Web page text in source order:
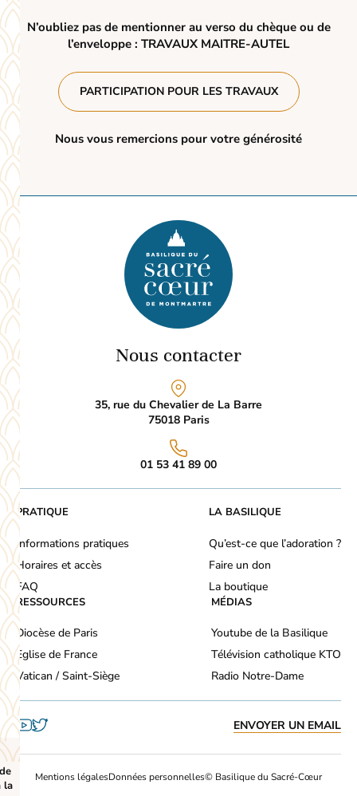
la
N’oubliez pas de mentionner au verso du chèque ou de
l’enveloppe : TRAVAUX MAITRE-AUTEL
PARTICIPATION POUR LES TRAVAUX
Nous vous remercions pour votre générosité
Nous contacter
35, rue du Chevalier de La Barre
75018 Paris
01 53 41 89 00
PRATIQUE
Informations pratiques
Horaires et accès
FAQ
LA BASILIQUE
Qu’est-ce que l’adoration ?
Faire un don
La boutique
RESSOURCES
Diocèse de Paris
Eglise de France
Vatican / Saint-Siège
MÉDIAS
Youtube de la Basilique
Télévision catholique KTO
Radio Notre-Dame
ENVOYER UN EMAIL
Mentions légalesDonnées personnelles© Basilique du Sacré-Cœur